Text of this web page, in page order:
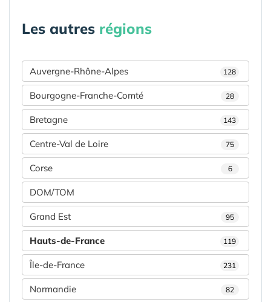
Les autres régions
Auvergne-Rhône-Alpes 128
Bourgogne-Franche-Comté 28
Bretagne 143
Centre-Val de Loire 75
Corse 6
DOM/TOM
Grand Est 95
Hauts-de-France 119
Île-de-France 231
Normandie 82